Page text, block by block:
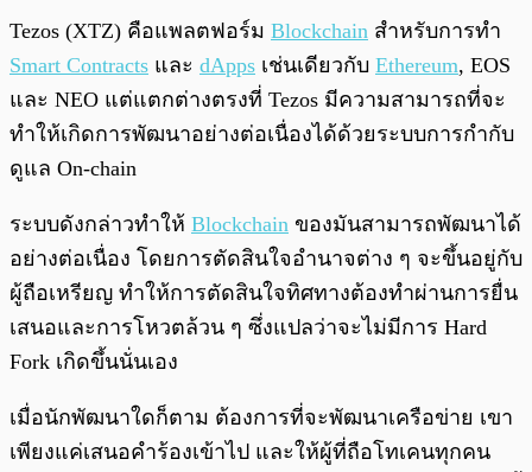
Tezos (XTZ) คือแพลตฟอร์ม Blockchain สำหรับการทำ
Smart Contracts และ dApps เช่นเดียวกับ Ethereum, EOS
และ NEO แต่แตกต่างตรงที่ Tezos มีความสามารถที่จะ
ทำให้เกิดการพัฒนาอย่างต่อเนื่องได้ด้วยระบบการกำกับ
ดูแล On-chain
ระบบดังกล่าวทำให้ Blockchain ของมันสามารถพัฒนาได้
อย่างต่อเนื่อง โดยการตัดสินใจอำนาจต่าง ๆ จะขึ้นอยู่กับ
ผู้ถือเหรียญ ทำให้การตัดสินใจทิศทางต้องทำผ่านการยื่น
เสนอและการโหวตล้วน ๆ ซึ่งแปลว่าจะไม่มีการ Hard
Fork เกิดขึ้นนั่นเอง
เมื่อนักพัฒนาใดก็ตาม ต้องการที่จะพัฒนาเครือข่าย เขา
เพียงแค่เสนอคำร้องเข้าไป และให้ผู้ที่ถือโทเคนทุกคน